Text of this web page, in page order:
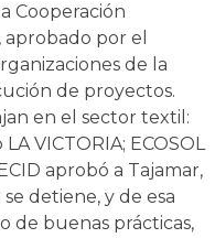
Cooperación
por el
de la
de proyectos.
en el sector textil:
VICTORIA; ECOSOL
aprobó a Tajamar,
detiene, y de esa
de buenas prácticas,